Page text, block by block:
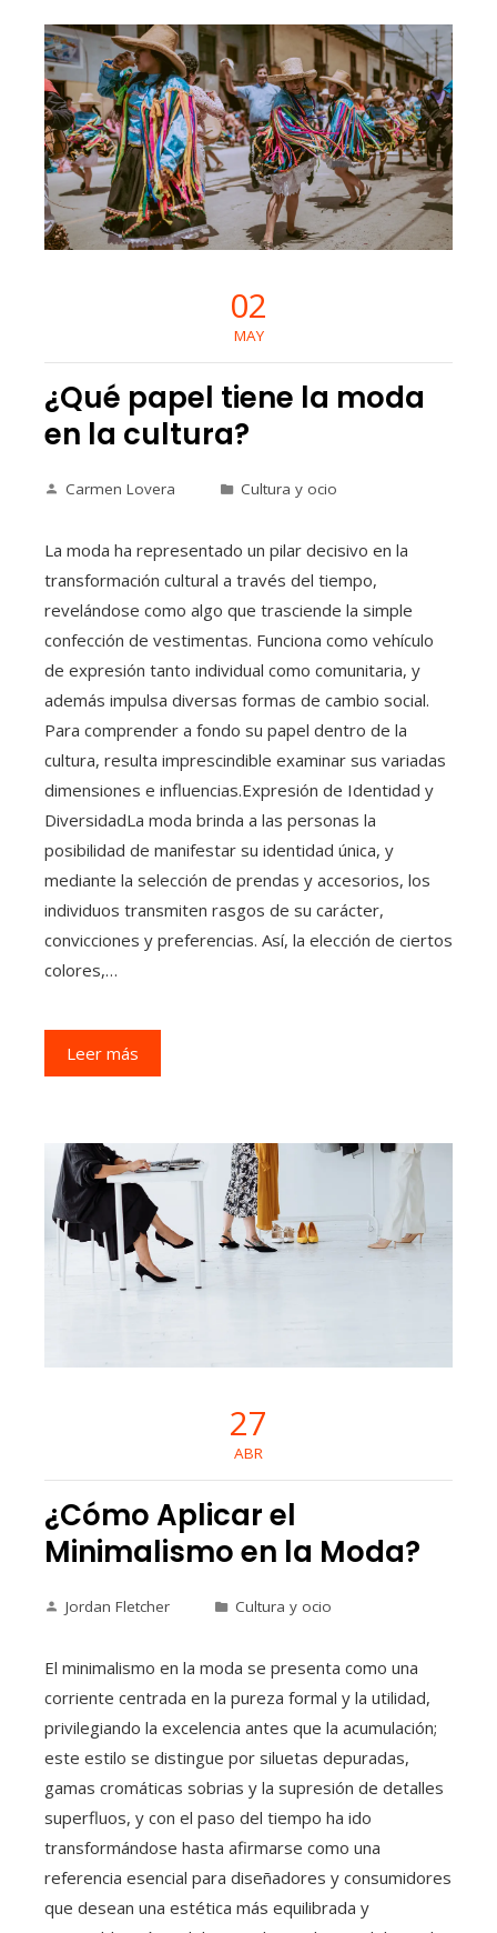
02
MAY
¿Qué papel tiene la moda
en la cultura?
Carmen Lovera Cultura y ocio
La moda ha representado un pilar decisivo en la
transformación cultural a través del tiempo,
revelándose como algo que trasciende la simple
confección de vestimentas. Funciona como vehículo
de expresión tanto individual como comunitaria, y
además impulsa diversas formas de cambio social.
Para comprender a fondo su papel dentro de la
cultura, resulta imprescindible examinar sus variadas
dimensiones e influencias.Expresión de Identidad y
DiversidadLa moda brinda a las personas la
posibilidad de manifestar su identidad única, y
mediante la selección de prendas y accesorios, los
individuos transmiten rasgos de su carácter,
convicciones y preferencias. Así, la elección de ciertos
colores,…
Leer más
27
ABR
¿Cómo Aplicar el
Minimalismo en la Moda?
Jordan Fletcher Cultura y ocio
El minimalismo en la moda se presenta como una
corriente centrada en la pureza formal y la utilidad,
privilegiando la excelencia antes que la acumulación;
este estilo se distingue por siluetas depuradas,
gamas cromáticas sobrias y la supresión de detalles
superfluos, y con el paso del tiempo ha ido
transformándose hasta afirmarse como una
referencia esencial para diseñadores y consumidores
que desean una estética más equilibrada y